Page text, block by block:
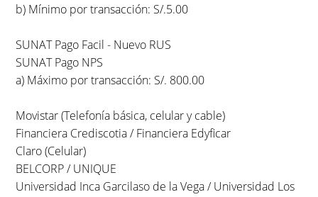
b) Mínimo por transacción: S/.5.00
SUNAT Pago Facil - Nuevo RUS
SUNAT Pago NPS
a) Máximo por transacción: S/. 800.00
Movistar (Telefonía básica, celular y cable)
Financiera Crediscotia / Financiera Edyficar
Claro (Celular)
BELCORP / UNIQUE
Universidad Inca Garcilaso de la Vega / Universidad Los